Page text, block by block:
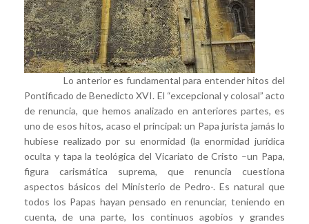
Lo anterior es fundamental para entender hitos del
Pontificado de Benedicto XVI. El “excepcional y colosal” acto
de renuncia, que hemos analizado en anteriores partes, es
uno de esos hitos, acaso el principal: un Papa jurista jamás lo
hubiese realizado por su enormidad (la enormidad jurídica
oculta y tapa la teológica del Vicariato de Cristo –un Papa,
figura carismática suprema, que renuncia cuestiona
aspectos básicos del Ministerio de Pedro-. Es natural que
todos los Papas hayan pensado en renunciar, teniendo en
cuenta, de una parte, los continuos agobios y grandes